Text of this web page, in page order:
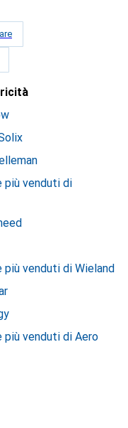
più venduti di
venduti di Wieland
più venduti di Aero